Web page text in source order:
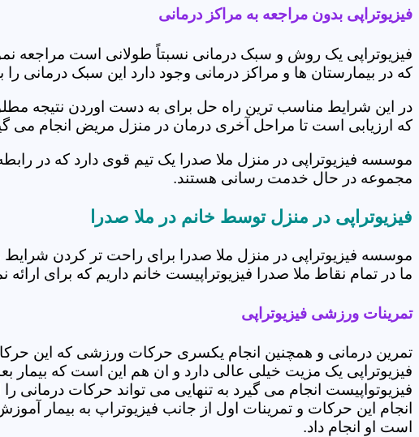
فیزیوتراپی بدون مراجعه به مراکز درمانی
فیزیوتراپی یک روش و سبک درمانی نسبتاً طولانی است
که در بیمارستان ها و مراکز درمانی وجود دارد این سبک درمانی
در این شرایط مناسب ترین راه حل برای به دست اوردن نتیجه
که ارزیابی است تا مراحل آخری درمان در منزل مریض انجام می
موسسه فیزیوتراپی در منزل ملا صدرا یک تیم قوی دارد که در
مجموعه در حال خدمت رسانی هستند.
فیزیوتراپی در منزل توسط خانم در ملا صدرا
موسسه فیزیوتراپی در منزل ملا صدرا برای راحت تر کردن
ما در تمام نقاط ملا صدرا فیزیوتراپیست خانم داریم که برای
تمرینات ورزشی فیزیوتراپی
تمرین درمانی و همچنین انجام یکسری حرکات ورزشی که این
فیزیوتراپی یک مزیت خیلی عالی دارد و ان هم این است که بیمار
فیزیوتواپیست انجام می گیرد به تنهایی می تواند حرکات درمانی
انجام این حرکات و تمرینات اول از جانب فیزیوتراپ به بیمار
است او انجام داد.